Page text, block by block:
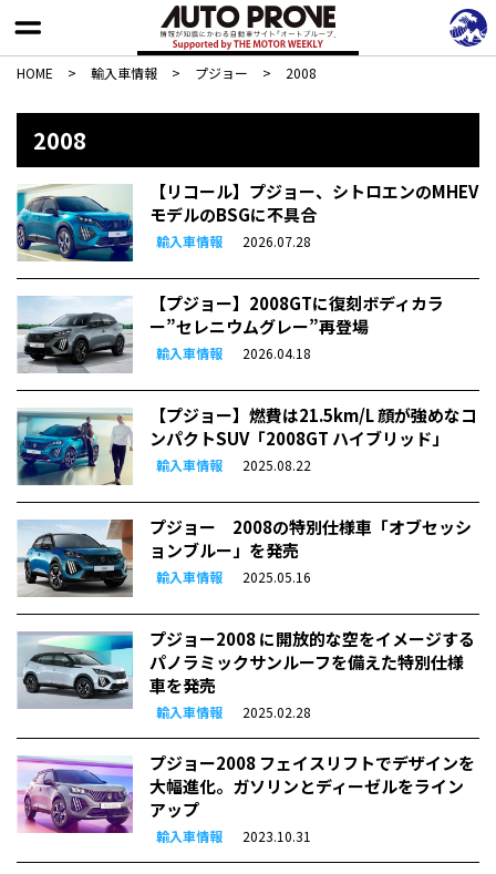
HOME > 輸入車情報 > プジョー > 2008
2008
【リコール】プジョー、シトロエンのMHEV
モデルのBSGに不具合
輸入車情報 2026.07.28
【プジョー】2008GTに復刻ボディカラ
ー”セレニウムグレー”再登場
輸入車情報 2026.04.18
【プジョー】燃費は21.5km/L 顔が強めなコ
ンパクトSUV「2008GT ハイブリッド」
輸入車情報 2025.08.22
プジョー 2008の特別仕様車「オブセッシ
ョンブルー」を発売
輸入車情報 2025.05.16
プジョー2008 に開放的な空をイメージする
パノラミックサンルーフを備えた特別仕様
車を発売
輸入車情報 2025.02.28
プジョー2008 フェイスリフトでデザインを
大幅進化。ガソリンとディーゼルをライン
アップ
輸入車情報 2023.10.31